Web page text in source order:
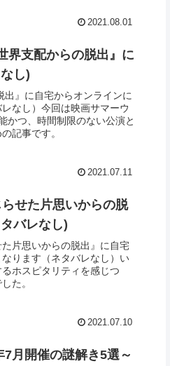
2021.08.01
界支配からの脱出』に
し)
』に自宅からオンラインに
なし）今回は映画サマーウ
かつ、時間制限のない公演と
記事です。
2021.07.11
らせた片思いからの脱
バレなし)
片思いからの脱出』に自宅
ります（ネタバレなし）い
ホスピタリティを感じつ
た。
2021.07.10
7月開催の謎解き5選～